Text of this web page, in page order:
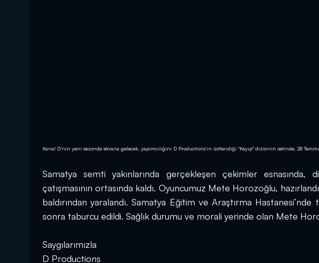
Kanal D’nin yeni sezonda ekrana gelecek, yapımcılığını D Productions’ın üstlendiği "Kayıp" dizisinin setinde, 28
Samatya semti yakınlarında gerçekleşen çekimler esnasında,
çatışmasının ortasında kaldı. Oyuncumuz Mete Horozoğlu,
baldırından yaralandı. Samatya Eğitim ve Araştırma
sonra taburcu edildi. Sağlık durumu ve morali yerinde olan Mete
Saygılarımızla